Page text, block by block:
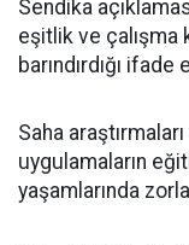
Sendika
eşitlik ve çalışma
barındırdığı ifade
Saha
uygulamaların
yaşamlarında